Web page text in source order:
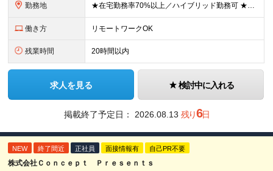
勤務地 ★在宅勤務率70%以上／ハイブリッド勤務可 ★転勤なし 本社または一都三県のプロジェクト先（東陽町、浜松町などメインは東京23区内）にて勤務いただきます！ 【本社】 東京都荒川区西日暮里5-10-
働き方 リモートワークOK
残業時間 20時間以内
求人を見る 検討中に入れる
掲載終了予定日： 2026.08.13 残り6日
NEW 終了間近 正社員 面接情報有 自己PR不要
株式会社Ｃｏｎｃｅｐｔ Ｐｒｅｓｅｎｔｓ